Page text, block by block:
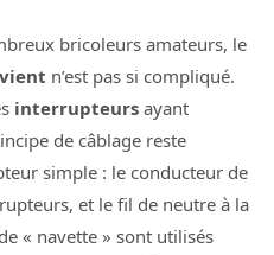
bricoleurs amateurs, le
n’est pas si compliqué.
interrupteurs ayant
de câblage reste
simple : le conducteur de
et le fil de neutre à la
« navette » sont utilisés